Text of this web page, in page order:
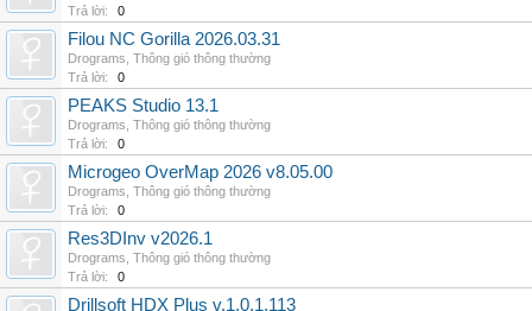
Trả lời:
0
Filou NC Gorilla 2026.03.31
Drograms Thông gió thông thường
Trả lời:
0
PEAKS Studio 13.1
Drograms Thông gió thông thường
Trả lời:
0
Microgeo OverMap 2026 v8.05.00
Drograms Thông gió thông thường
Trả lời:
0
Res3DInv v2026.1
Drograms Thông gió thông thường
Trả lời:
0
Drillsoft HDX Plus v.1.0.1.113